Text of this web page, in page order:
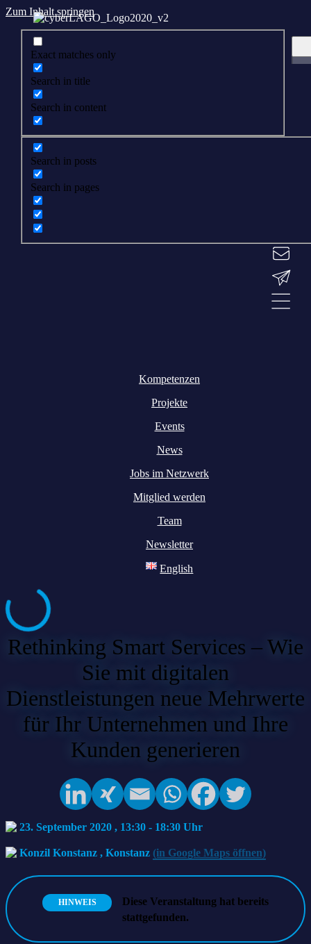
Zum Inhalt springen
Exact matches only
Search in title
Search in content
Search in posts
Search in pages
Kompetenzen
Projekte
Events
News
Jobs im Netzwerk
Mitglied werden
Team
Newsletter
English
Rethinking Smart Services – Wie
Sie mit digitalen
Dienstleistungen neue Mehrwerte
für Ihr Unternehmen und Ihre
Kunden generieren
23. September 2020 , 13:30 - 18:30
Konzil Konstanz , Konstanz (in Google Maps öffnen)
HINWEIS
Diese Veranstaltung hat bereits
stattgefunden.